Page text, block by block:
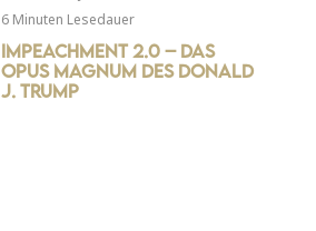
6 Minuten Lesedauer
Impeachment 2.0 – Das
Opus Magnum des Donald
J. Trump